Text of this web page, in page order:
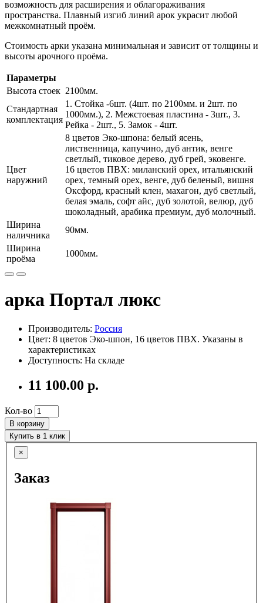
возможность для расширения и облагораживания
пространства. Плавный изгиб линий арок украсит любой
межкомнатный проём.
Стоимость арки указана минимальная и зависит от толщины и
высоты арочного проёма.
Параметры
Высота стоек 2100мм.
Стандартная
комплектация
1. Стойка -6шт. (4шт. по 2100мм. и 2шт. по
1000мм.), 2. Межстоевая пластина - 3шт., 3.
Рейка - 2шт., 5. Замок - 4шт.
Цвет
наружний
8 цветов Эко-шпона: белый ясень,
лиственница, капучино, дуб антик, венге
светлый, тиковое дерево, дуб грей, эковенге.
16 цветов ПВХ: миланский орех, итальянский
орех, темный орех, венге, дуб беленый, вишня
Оксфорд, красный клен, махагон, дуб светлый,
белая эмаль, софт айс, дуб золотой, велюр, дуб
шоколадный, арабика премиум, дуб молочный.
Ширина
наличника
90мм.
Ширина
проёма
1000мм.
арка Портал люкс
Производитель: Россия
Цвет: 8 цветов Эко-шпон, 16 цветов ПВХ. Указаны в
характеристиках
Доступность: На складе
11 100.00 р.
Кол-во
В корзину
Купить в 1 клик
×
Заказ